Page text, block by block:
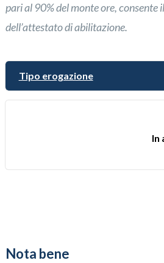
pari al 90% del monte ore,
dell’attestato di abilitazione.
Tipo erogazione
In
Nota bene